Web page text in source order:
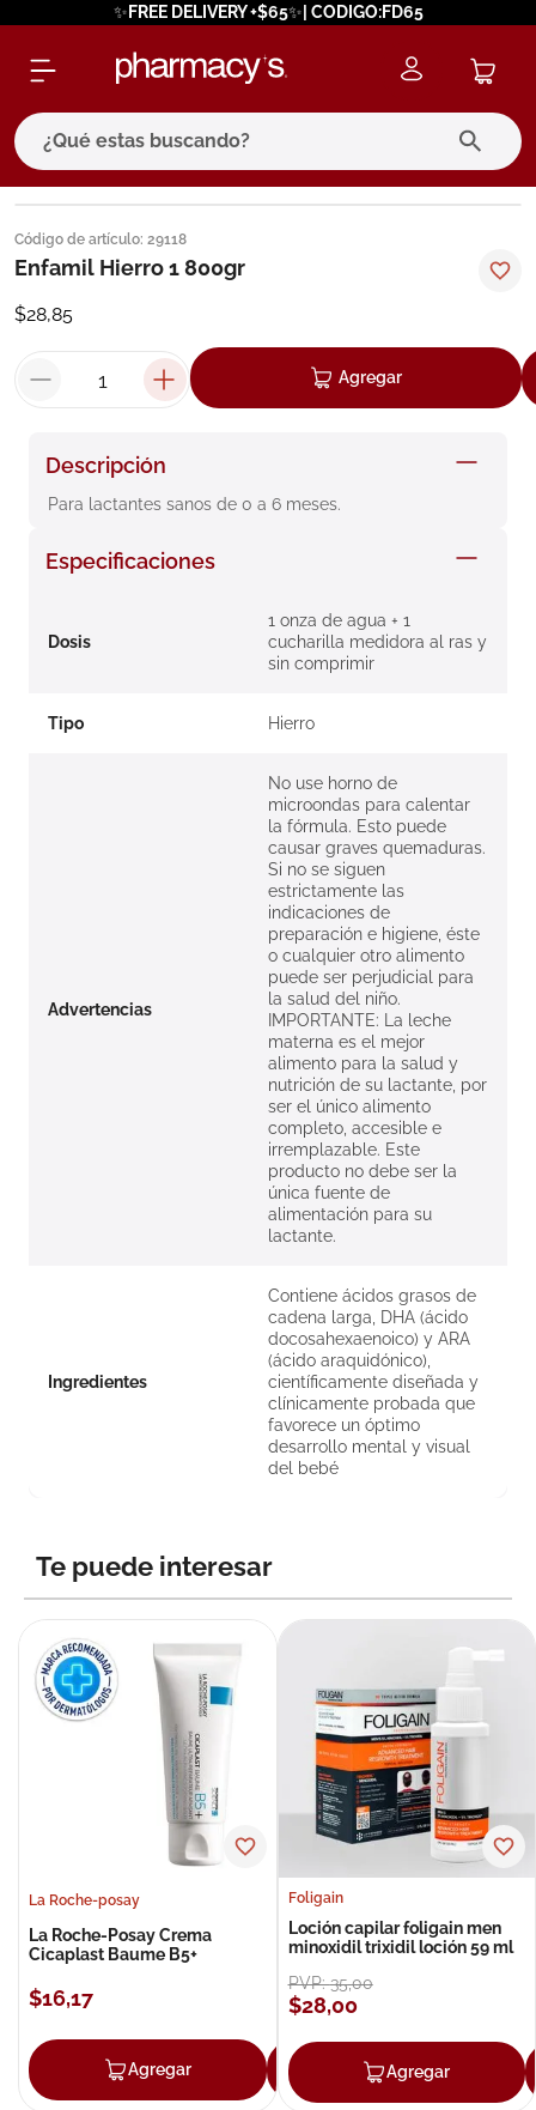
✨FREE DELIVERY +$65✨| CODIGO:FD65
¿Qué estas buscando?
Código de artículo: 29118
Enfamil Hierro 1 800gr
$28,85
Agregar
Descripción
Para lactantes sanos de 0 a 6 meses.
Especificaciones
Dosis
1 onza de agua + 1
cucharilla medidora al ras y
sin comprimir
Tipo Hierro
Advertencias
No use horno de
microondas para calentar
la fórmula. Esto puede
causar graves quemaduras.
Si no se siguen
estrictamente las
indicaciones de
preparación e higiene, éste
o cualquier otro alimento
puede ser perjudicial para
la salud del niño.
IMPORTANTE: La leche
materna es el mejor
alimento para la salud y
nutrición de su lactante, por
ser el único alimento
completo, accesible e
irremplazable. Este
producto no debe ser la
única fuente de
alimentación para su
lactante.
Ingredientes
Contiene ácidos grasos de
cadena larga, DHA (ácido
docosahexaenoico) y ARA
(ácido araquidónico),
científicamente diseñada y
clínicamente probada que
favorece un óptimo
desarrollo mental y visual
del bebé
Te puede interesar
La Roche-posay
La Roche-Posay Crema
Cicaplast Baume B5+
$16,17
Agregar Agregar
Foligain
Loción capilar foligain men
minoxidil trixidil loción 59 ml
PVP:35,00
$28,00
Agregar
términos más buscados
1. eucerin
2.
3. bioderma
pilexil
6. degraler
7. isdin
8. roche posay
10.pañales